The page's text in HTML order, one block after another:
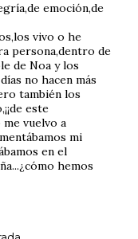
emoción,de
vivo o he
persona,dentro de
de Noa y los
no hacen más
también los
este
me vuelvo a
mi
en el
hemos